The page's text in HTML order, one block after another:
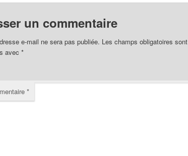
un commentaire
e-mail ne sera pas publiée. Les champs obligatoires sont
avec *
*